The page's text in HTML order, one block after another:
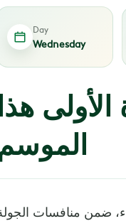
Day
Wednesday
الانتصار على ريال مدريد بنتيجة (3-2)، الثلاثاء، ضمن منافسات